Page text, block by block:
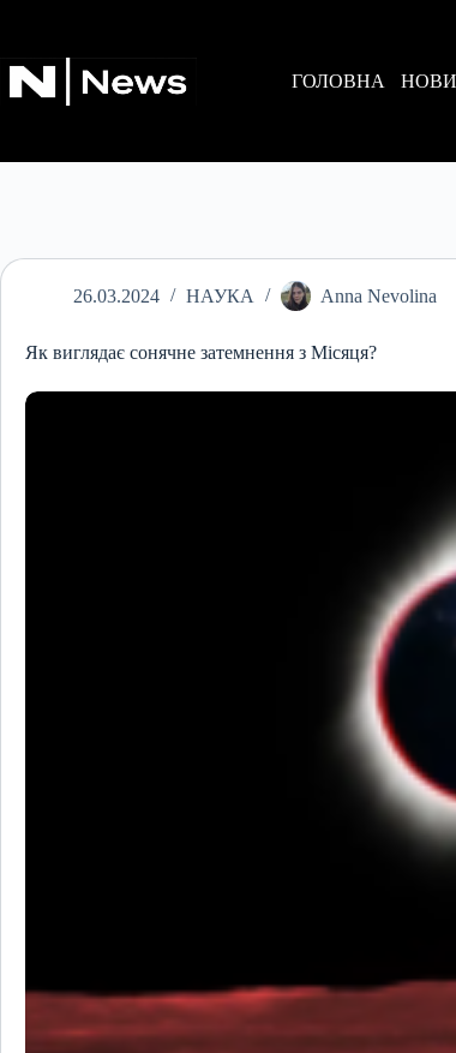
ГОЛОВНА
26.03.2024 НАУКА Anna Nevolina
Як виглядає сонячне затемнення з Місяця?